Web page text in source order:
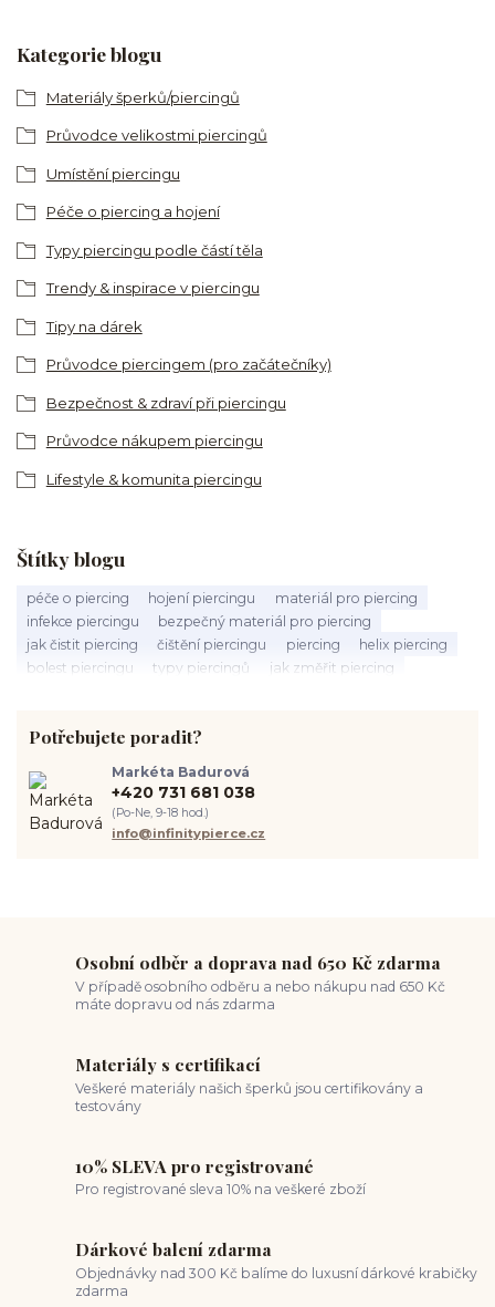
Kategorie blogu
Materiály šperků/piercingů
Průvodce velikostmi piercingů
Umístění piercingu
Péče o piercing a hojení
Typy piercingu podle částí těla
Trendy & inspirace v piercingu
Tipy na dárek
Průvodce piercingem (pro začátečníky)
Bezpečnost & zdraví při piercingu
Průvodce nákupem piercingu
Lifestyle & komunita piercingu
Štítky blogu
péče o piercing hojení piercingu
materiál pro piercing
infekce piercingu
bezpečný materiál pro piercing
jak čistit piercing
čištění piercingu piercing
helix piercing
bolest piercingu
typy piercingů
jak změřit piercing
hygiena piercingu
tipy pro piercing
piercing ucha
chirurgická ocel 316L
spravná velikost piercingu
jak pečovat o piercing
medusa piercing
Potřebujete poradit?
Markéta Badurová
+420 731 681 038
(Po-Ne, 9-18 hod.)
info@infinitypierce.cz
Osobní odběr a doprava nad 650 Kč zdarma
V případě osobního odběru a nebo nákupu nad 650 Kč
máte dopravu od nás zdarma
Materiály s certifikací
Veškeré materiály našich šperků jsou certifikovány a
testovány
10% SLEVA pro registrované
Pro registrované sleva 10% na veškeré zboží
Dárkové balení zdarma
Objednávky nad 300 Kč balíme do luxusní dárkové krabičky
zdarma